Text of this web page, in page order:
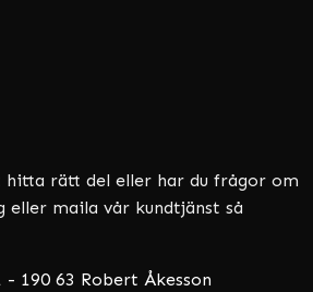
hitta rätt del eller har du frågor om
eller maila vår kundtjänst så
- 190 63 Robert Åkesson